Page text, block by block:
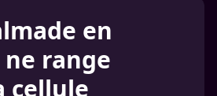
en
range
cellule